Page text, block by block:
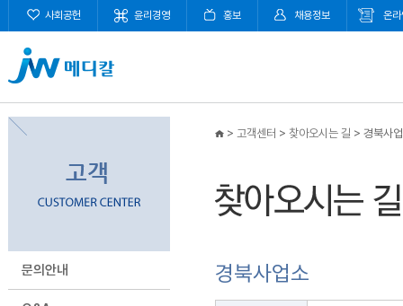
사회공헌 윤리경영 홍보 채용정보 온
문의안내
> 고객센터 > 찾아오시는 길 > 경북사
경북사업소